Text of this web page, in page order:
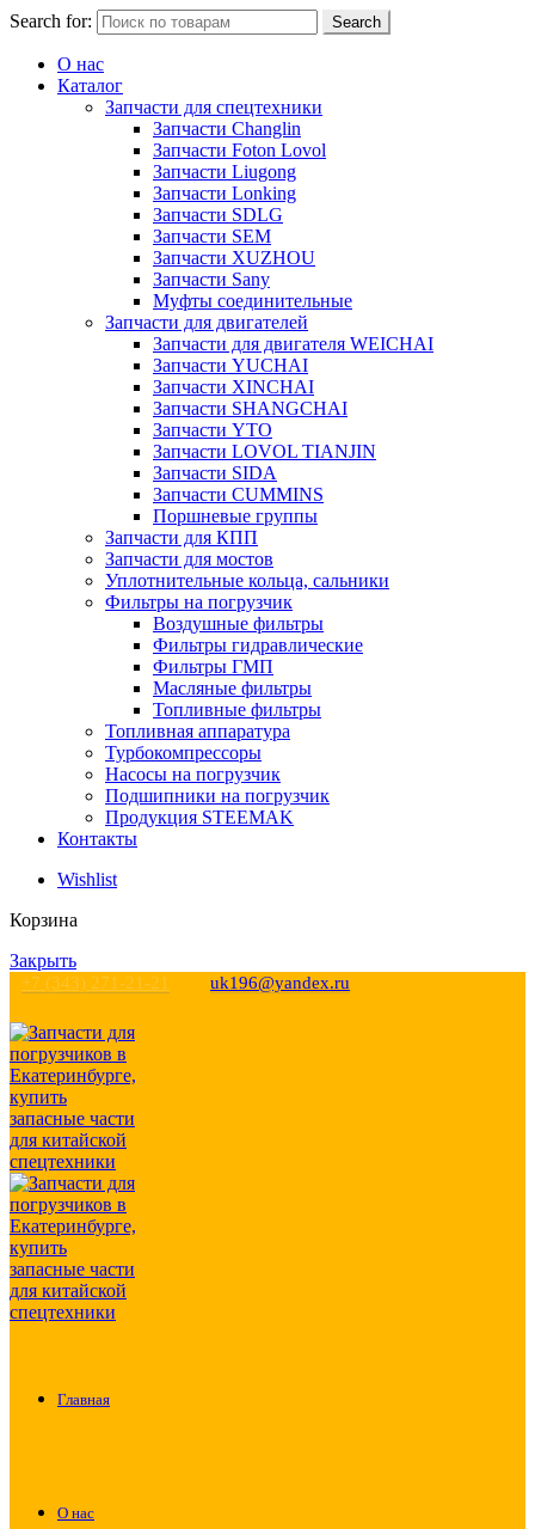
Search for: Search
О нас
Каталог
Запчасти для спецтехники
Запчасти Changlin
Запчасти Foton Lovol
Запчасти Liugong
Запчасти Lonking
Запчасти SDLG
Запчасти SEM
Запчасти XUZHOU
Запчасти Sany
Муфты соединительные
Запчасти для двигателей
Запчасти для двигателя WEICHAI
Запчасти YUCHAI
Запчасти XINCHAI
Запчасти SHANGCHAI
Запчасти YTO
Запчасти LOVOL TIANJIN
Запчасти SIDA
Запчасти CUMMINS
Поршневые группы
Запчасти для КПП
Запчасти для мостов
Уплотнительные кольца, сальники
Фильтры на погрузчик
Воздушные фильтры
Фильтры гидравлические
Фильтры ГМП
Масляные фильтры
Топливные фильтры
Топливная аппаратура
Турбокомпрессоры
Насосы на погрузчик
Подшипники на погрузчик
Продукция STEEMAK
Контакты
Wishlist
Корзина
Закрыть
+7 (343) 271-21-21 uk196@yandex.ru
Главная
О нас